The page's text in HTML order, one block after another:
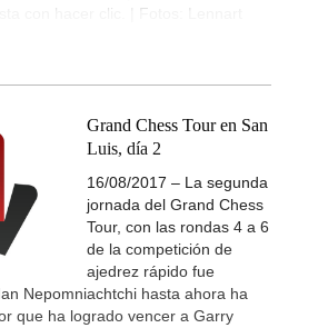
con hacer clic. | Fotos: Lennart
Grand Chess Tour en San
Luis, día 2
16/08/2017 – La segunda
jornada del Grand Chess
Tour, con las rondas 4 a 6
de la competición de
ajedrez rápido fue
Nepomniachtchi hasta ahora ha
que ha logrado vencer a Garry